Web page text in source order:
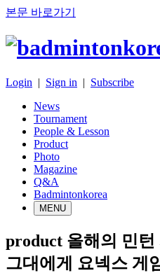
본문 바로가기
Login | Sign in | Subscribe
News
Tournament
People & Lesson
Product
Photo
Magazine
Q&A
Badmintonkorea
MENU
product 올해의 민
그대에게 요넥스 게